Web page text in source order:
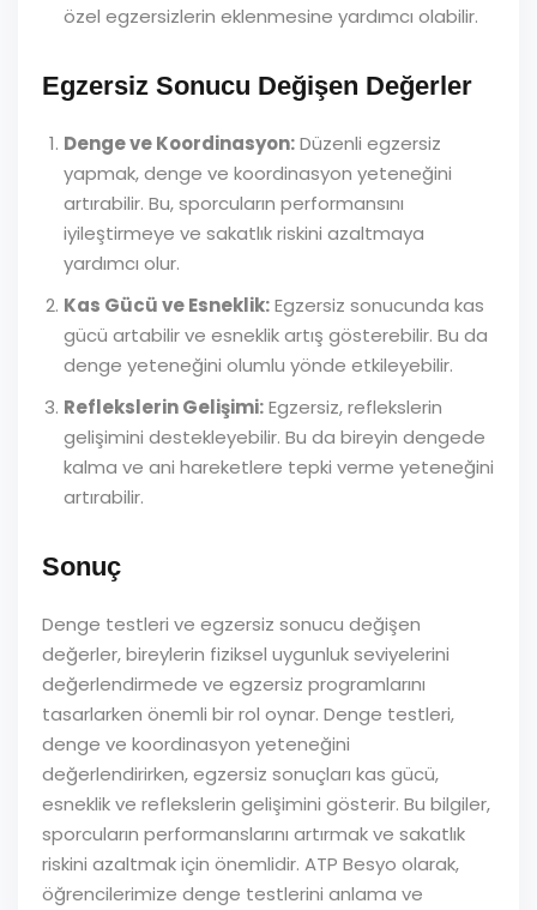
özel egzersizlerin eklenmesine yardımcı olabilir.
Egzersiz Sonucu Değişen Değerler
Denge ve Koordinasyon:Düzenli egzersiz
yapmak, denge ve koordinasyon yeteneğini
artırabilir. Bu, sporcuların performansını
iyileştirmeye ve sakatlık riskini azaltmaya
yardımcı olur.
Kas Gücü ve Esneklik:Egzersiz sonucunda kas
gücü artabilir ve esneklik artış gösterebilir. Bu da
denge yeteneğini olumlu yönde etkileyebilir.
Reflekslerin Gelişimi:Egzersiz, reflekslerin
gelişimini destekleyebilir. Bu da bireyin dengede
kalma ve ani hareketlere tepki verme yeteneğini
artırabilir.
Sonuç
Denge testleri ve egzersiz sonucu değişen
değerler, bireylerin fiziksel uygunluk seviyelerini
değerlendirmede ve egzersiz programlarını
tasarlarken önemli bir rol oynar. Denge testleri,
denge ve koordinasyon yeteneğini
değerlendirirken, egzersiz sonuçları kas gücü,
esneklik ve reflekslerin gelişimini gösterir. Bu bilgiler,
sporcuların performanslarını artırmak ve sakatlık
riskini azaltmak için önemlidir. ATP Besyo olarak,
öğrencilerimize denge testlerini anlama ve